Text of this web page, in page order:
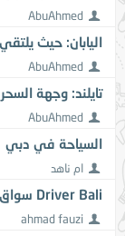
AbuAhmed
اليابان: حيث
AbuAhmed
تايلند: وجهة
AbuAhmed
السياحة في دبي
ام ناهد
Driver Bali سواق في بلي
ahmad fauzi